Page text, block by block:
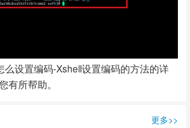
么设置编码-Xshell设置编码的方法的详
有所帮助。
更多>>